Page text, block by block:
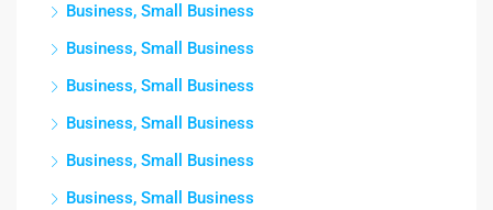
Business, Small Business
Business, Small Business
Business, Small Business
Business, Small Business
Business, Small Business
Business, Small Business